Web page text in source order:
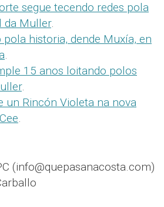
segue tecendo redes pola
da Muller.
historia, dende Muxía, en
.
15 anos loitando polos
.
un Rincón Violeta na nova
.
(info@quepasanacosta.com)